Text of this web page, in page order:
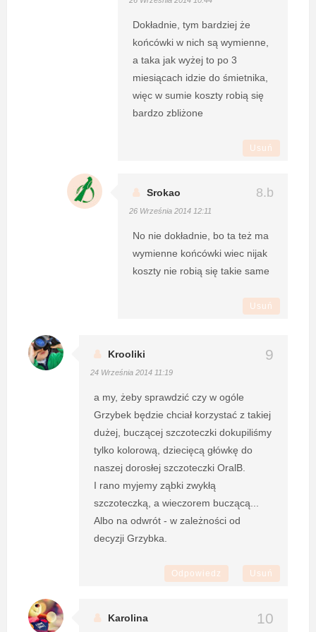
Dokładnie, tym bardziej że
końcówki w nich są wymienne,
a taka jak wyżej to po 3
miesiącach idzie do śmietnika,
więc w sumie koszty robią się
bardzo zbliżone
Usuń
Srokao
26 Września 2014 12:11
No nie dokładnie, bo ta też ma
wymienne końcówki wiec nijak
koszty nie robią się takie same
Usuń
Krooliki
24 Września 2014 11:19
a my, żeby sprawdzić czy w ogóle
Grzybek będzie chciał korzystać z takiej
dużej, buczącej szczoteczki dokupiliśmy
tylko kolorową, dziecięcą główkę do
naszej dorosłej szczoteczki OralB.
I rano myjemy ząbki zwykłą
szczoteczką, a wieczorem buczącą...
Albo na odwrót - w zależności od
decyzji Grzybka.
Odpowiedz Usuń
Karolina